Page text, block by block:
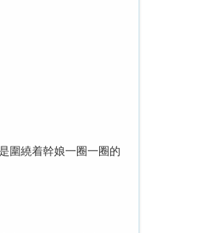
圍繞着幹娘一圈一圈的